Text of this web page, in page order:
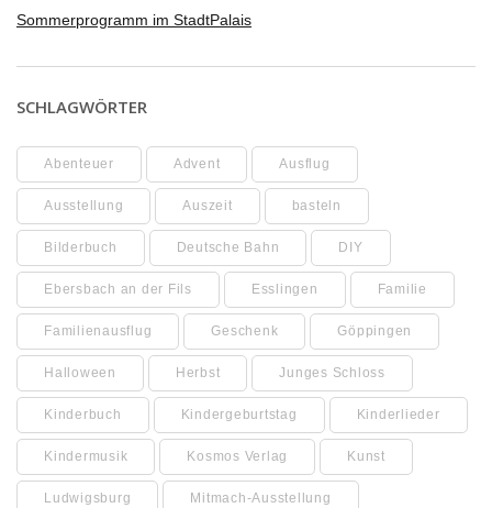
Sommerprogramm im StadtPalais
SCHLAGWÖRTER
Abenteuer Advent Ausflug
Ausstellung Auszeit basteln
Bilderbuch Deutsche Bahn DIY
Ebersbach an der Fils Esslingen Familie
Familienausflug Geschenk Göppingen
Halloween Herbst Junges Schloss
Kinderbuch Kindergeburtstag Kinderlieder
Kindermusik Kosmos Verlag Kunst
Ludwigsburg Mitmach-Ausstellung